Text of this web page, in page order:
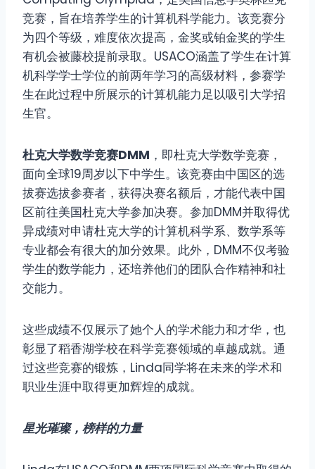
竞赛，旨在培养学生的计算机科学能力。该竞赛分
为四个等级，难度依次提高，金奖或铂金奖的学生
有机会被藤校提前录取。USACO涵盖了学生在计算
机科学学士学位的前两年学习的高级材料，参赛学
生在此过程中所展示的计算机能力足以吸引大学招
生官。
杜克大学数学竞赛DMM ，即杜克大学数学竞赛，
面向全球19周岁以下中学生。该竞赛由中国区的选
拔赛选拔参赛者，获得决赛名额后，才能代表中国
区前往美国杜克大学参加决赛。参加DMM并取得优
异成绩对申请杜克大学的计算机科学系、数学系等
专业都会有很大的加分效果。此外，DMM不仅考验
学生的数学能力，还培养他们的团队合作精神和社
交能力。
这些成绩不仅展示了她个人的学术能力和才华，也
彰显了稻香湖学校在科学竞赛领域的卓越成就。通
过这些竞赛的锻炼，Linda同学将在未来的学术和
职业生涯中取得更加辉煌的成就。
星光璀璨，榜样的力量